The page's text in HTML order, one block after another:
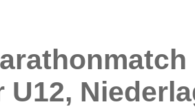
U12,